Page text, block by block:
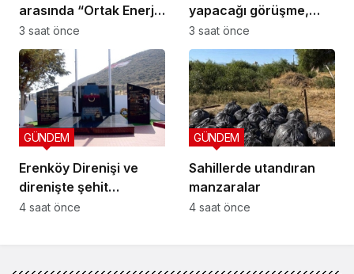
arasında “Ortak Enerji
Komitesi İş Birliği
Protokolü” imzalandı
3 saat önce
yapacağı görüşme,
yeni ve sonuç alıcı 5+1
toplantısına hazırlık
niteliği taşıyor”
3 saat önce
Erenköy Direnişi ve
direnişte şehit
düşenler cumartesi
GÜNDEM
4 saat önce
Sahillerde utandıran
manzaralar
GÜNDEM
4 saat önce